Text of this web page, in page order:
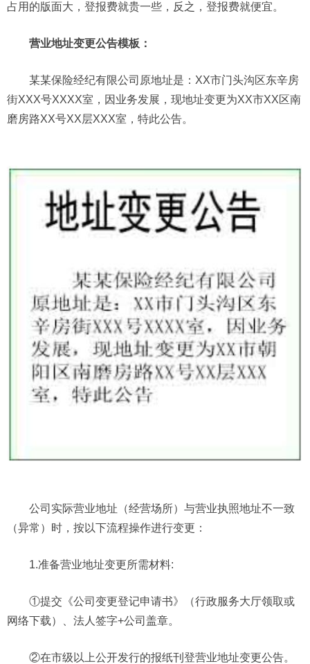
占用的版面大，登报费就贵一些，反之，登报费就便宜。
营业地址变更公告模板：
某某保险经纪有限公司原地址是：XX市门头沟区东辛房
街XXX号XXXX室，因业务发展，现地址变更为XX市XX区南
磨房路XX号XX层XXX室，特此公告。
公司实际营业地址（经营场所）与营业执照地址不一致
（异常）时，按以下流程操作进行变更：
1.准备营业地址变更所需材料:
①提交《公司变更登记申请书》（行政服务大厅领取或
网络下载）、法人签字+公司盖章。
②在市级以上公开发行的报纸刊登营业地址变更公告。